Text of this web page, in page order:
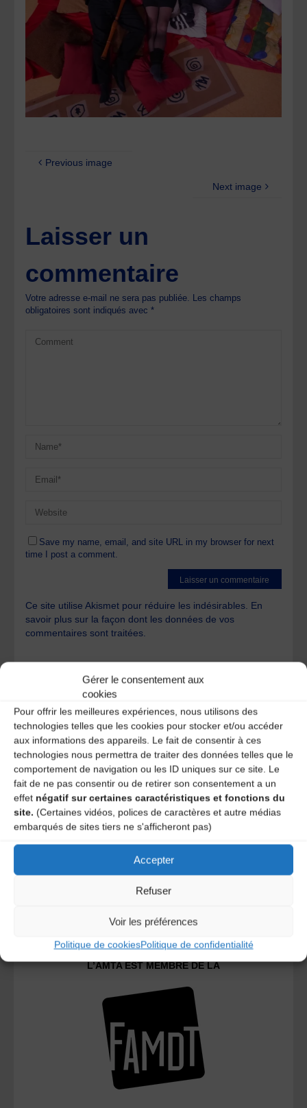
Gérer le consentement aux
cookies
Pour offrir les meilleures expériences, nous utilisons des
technologies telles que les cookies pour stocker et/ou accéder
aux informations des appareils. Le fait de consentir à ces
technologies nous permettra de traiter des données telles que le
comportement de navigation ou les ID uniques sur ce site. Le
fait de ne pas consentir ou de retirer son consentement a un
effet négatif sur certaines caractéristiques et fonctions du
site. (Certaines vidéos, polices de caractères et autre médias
embarqués de sites tiers ne s'afficheront pas)
Accepter
Refuser
Voir les préférences
Politique de cookiesPolitique de confidentialité
Previous image
Next image
Laisser un
commentaire
Votre adresse e-mail ne sera pas publiée.
Les champs
obligatoires sont indiqués avec*
Save my name, email, and site URL in my browser for next
time I post a comment.
Ce site utilise Akismet pour réduire les indésirables. En
savoir plus sur la façon dont les données de vos
commentaires sont traitées
A DECOUVRIR :
Le distributeur des musiques Trad'
L’AMTA EST MEMBRE DE LA